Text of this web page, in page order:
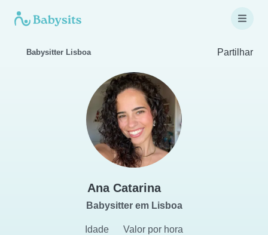
Babysitter Lisboa Partilhar
Ana Catarina
Babysitter em Lisboa
Idade
Valor por hora